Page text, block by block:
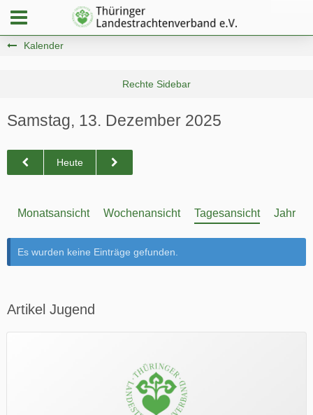
Kalender
Samstag, 13. Dezember 2025
Heute
Monatsansicht Wochenansicht Tagesansicht
Es wurden keine Einträge gefunden.
Artikel Jugend